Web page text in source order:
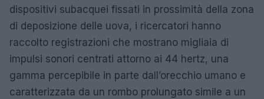
dispositivi subacquei fissati in prossimità della zona
di deposizione delle uova, i ricercatori hanno
raccolto registrazioni che mostrano migliaia di
impulsi sonori centrati attorno ai 44 hertz, una
gamma percepibile in parte dall’orecchio umano e
caratterizzata da un rombo prolungato simile a un